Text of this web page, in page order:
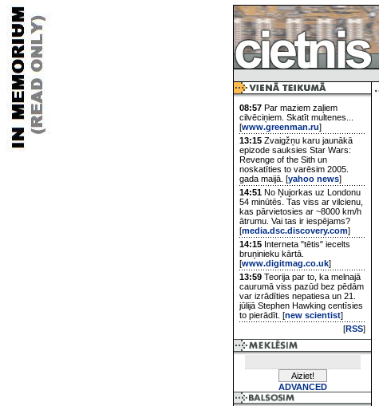
08:57 Par maziem zaļiem
cilvēciņiem. Skatīt multenes...
[www.greenman.ru]
13:15 Zvaigžņu karu jaunākā
epizode sauksies Star Wars:
Revenge of the Sith un
noskatīties to varēsim 2005.
gada maijā. [yahoo news]
14:51 No Ņujorkas uz Londonu
54 minūtēs. Tas viss ar vilcienu,
kas pārvietosies ar ~8000 km/h
ātrumu. Vai tas ir iespējams?
[media.dsc.discovery.com]
14:15 Interneta "tētis" iecelts
bruņinieku kārtā.
[www.digitmag.co.uk]
13:59 Teorija par to, ka melnajā
caurumā viss pazūd bez pēdām
var izrādīties nepatiesa un 21.
jūlijā Stephen Hawking centīsies
to pierādīt. [new scientist]
[RSS]
ADVANCED